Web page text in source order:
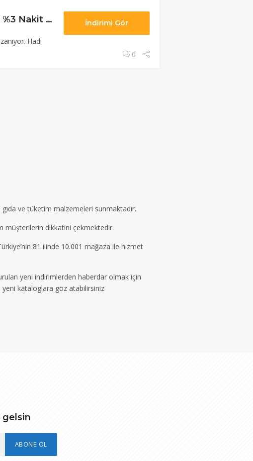
Hadi ile Tüm A101 Alışverişlerine Anında %3 Nakit İade
Hadi
İndirimi Gör
0
ve tüketim malzemeleri sunmaktadır.
müşterilerin dikkatini çekmektedir.
81 ilinde 10.001 mağaza ile hizmet
yeni indirimlerden haberdar olmak için
kataloglara göz atabilirsiniz
gelsin
ABONE OL